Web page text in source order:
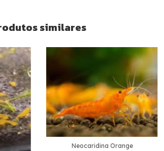
similares
Neocaridina Orange